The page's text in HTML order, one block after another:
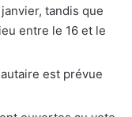
tandis que
entre le 16 et le
est prévue